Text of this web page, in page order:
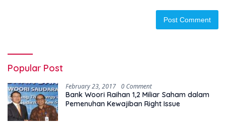
Popular Post
February 23, 2017 0 Comment
Bank Woori Raihan 1,2 Miliar Saham dalam
Pemenuhan Kewajiban Right Issue